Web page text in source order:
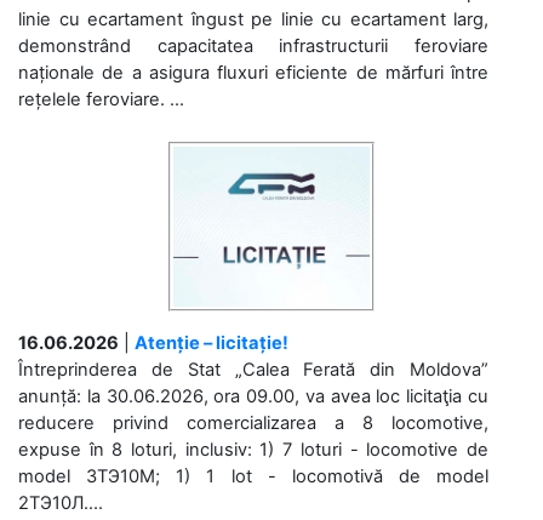
linie cu ecartament îngust pe linie cu ecartament larg,
demonstrând capacitatea infrastructurii feroviare
naționale de a asigura fluxuri eficiente de mărfuri între
rețelele feroviare. ...
16.06.2026
Atenție – licitație!
Întreprinderea de Stat „Calea Ferată din Moldova”
anunță: la 30.06.2026, ora 09.00, va avea loc licitaţia cu
reducere privind comercializarea a 8 locomotive,
expuse în 8 loturi, inclusiv: 1) 7 loturi - locomotive de
model 3ТЭ10М; 1) 1 lot - locomotivă de model
2ТЭ10Л....